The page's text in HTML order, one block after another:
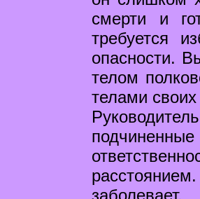
смерти и
требуется
опасности.
телом
телами